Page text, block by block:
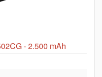
- 2.500 mAh